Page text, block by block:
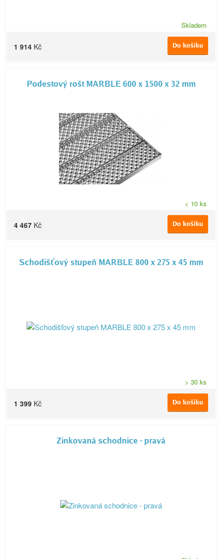
Skladem
Do košíku
1 914 Kč
Podestový rošt MARBLE 600 x 1500 x 32 mm
< 10 ks
Do košíku
4 467 Kč
Schodišťový stupeň MARBLE 800 x 275 x 45 mm
> 30 ks
Do košíku
1 399 Kč
Zinkovaná schodnice - pravá